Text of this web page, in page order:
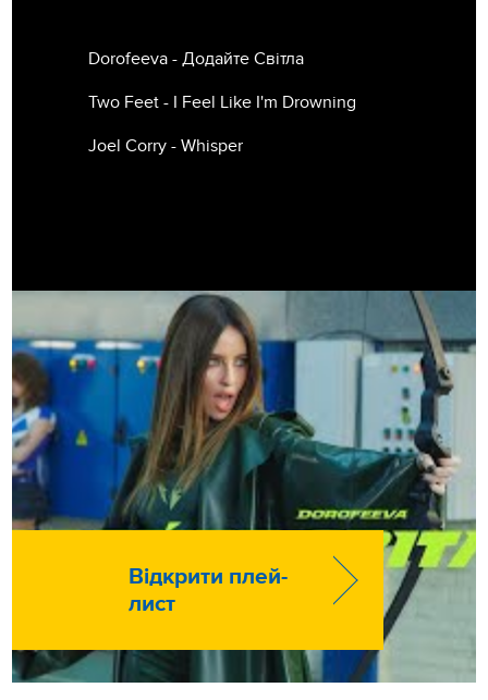
Dorofeeva - Додайте Світла
Two Feet - I Feel Like I'm Drowning
Joel Corry - Whisper
Відкрити плей-
лист